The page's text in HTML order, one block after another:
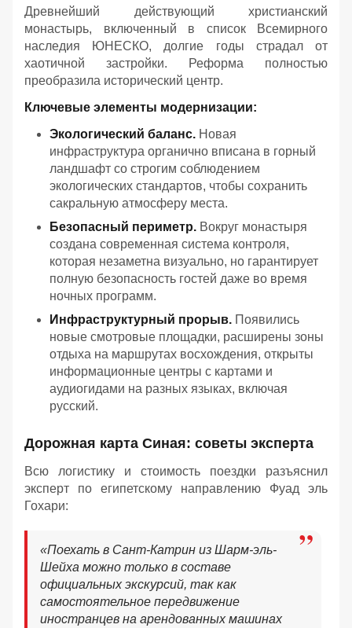
Древнейший действующий христианский
монастырь, включенный в список Всемирного
наследия ЮНЕСКО, долгие годы страдал от
хаотичной застройки. Реформа полностью
преобразила исторический центр.
Ключевые элементы модернизации:
Экологический баланс. Новая
инфраструктура органично вписана в горный
ландшафт со строгим соблюдением
экологических стандартов, чтобы сохранить
сакральную атмосферу места.
Безопасный периметр. Вокруг монастыря
создана современная система контроля,
которая незаметна визуально, но гарантирует
полную безопасность гостей даже во время
ночных программ.
Инфраструктурный прорыв. Появились
новые смотровые площадки, расширены зоны
отдыха на маршрутах восхождения, открыты
информационные центры с картами и
аудиогидами на разных языках, включая
русский.
Дорожная карта Синая: советы эксперта
Всю логистику и стоимость поездки разъяснил
эксперт по египетскому направлению Фуад эль
Гохари:
«Поехать в Сант-Катрин из Шарм-эль-
Шейха можно только в составе
официальных экскурсий, так как
самостоятельное передвижение
иностранцев на арендованных машинах